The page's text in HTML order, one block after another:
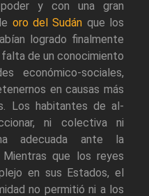
y con una gran
oro del Sudán que los
logrado finalmente
falta de un conocimiento
económico-sociales,
en causas más
Los habitantes de al-
ni colectiva ni
adecuada ante la
Mientras que los reyes
en sus Estados, el
no permitió ni a los